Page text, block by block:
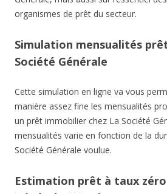
organismes de prêt du secteur.
Simulation mensualités
Société Générale
Cette simulation en ligne va vous
manière assez fine les mensualités
un prêt immobilier chez La Société
mensualités varie en fonction de la
Société Générale voulue.
Estimation prêt à taux